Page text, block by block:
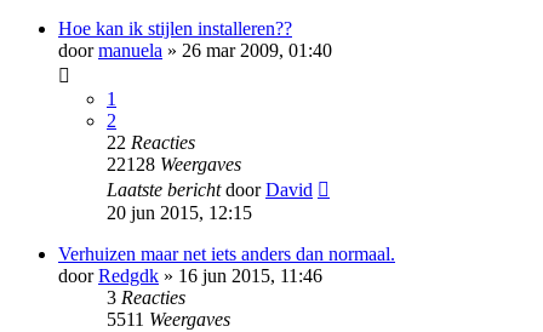
Hoe kan ik stijlen installeren??
doormanuela » 26 mar 2009, 01:40
1
2
22 Reacties
22128 Weergaves
Laatste berichtdoorDavid
20 jun 2015, 12:15
Verhuizen maar net iets anders dan normaal.
doorRedgdk » 16 jun 2015, 11:46
3 Reacties
5511 Weergaves